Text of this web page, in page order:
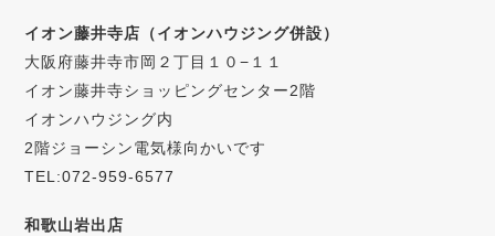
イオン藤井寺店（イオンハウジング併設）
大阪府藤井寺市岡２丁目１０−１１
イオン藤井寺ショッピングセンター2階
イオンハウジング内
2階ジョーシン電気様向かいです
TEL:072-959-6577
和歌山岩出店